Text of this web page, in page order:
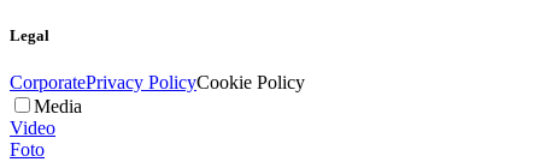
Legal
CorporatePrivacy PolicyCookie Policy
Media
Video
Foto